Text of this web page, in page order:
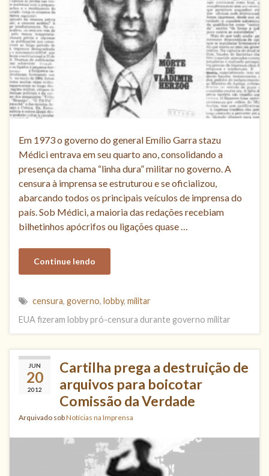
Em 1973 o governo do general Emílio Garra stazu
Médici entrava em seu quarto ano, consolidando a
presença da chama “linha dura” militar no governo. A
censura à imprensa se estruturou e se oficializou,
abarcando todos os principais veículos de imprensa do
país. Sob Médici, a maioria das redações recebiam
bilhetinhos apócrifos ou ligações quase …
Continue lendo
censura, governo, lobby, militar
EUA fizeram lobby pró-censura durante governo militar
JUN
20
2012
Cartilha prega a destruição de
arquivos para boicotar
Comissão da Verdade
Arquivado sobNotícias na Imprensa